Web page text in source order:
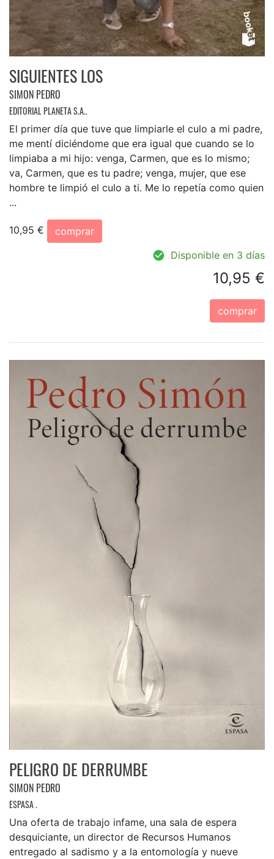
SIGUIENTES LOS
SIMON PEDRO
EDITORIAL PLANETA S.A..
El primer día que tuve que limpiarle el culo a mi padre,
me mentí diciéndome que era igual que cuando se lo
limpiaba a mi hijo: venga, Carmen, que es lo mismo;
va, Carmen, que es tu padre; venga, mujer, que ese
hombre te limpió el culo a ti. Me lo repetía como quien
...
10,95 €
comprar
Disponible en 3 días
10,95 €
comprar
PELIGRO DE DERRUMBE
SIMON PEDRO
ESPASA .
Una oferta de trabajo infame, una sala de espera
desquiciante, un director de Recursos Humanos
entregado al sadismo y a la entomología y nueve